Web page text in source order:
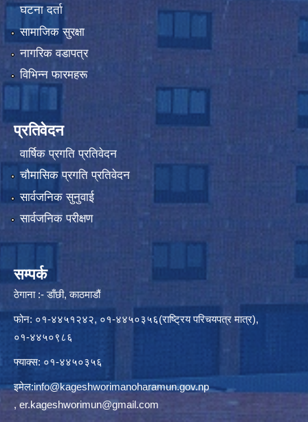
घटना दर्ता
सामाजिक सुरक्षा
नागरिक वडापत्र
विभिन्न फारमहरू
प्रतिवेदन
वार्षिक प्रगति प्रतिवेदन
चौमासिक प्रगति प्रतिवेदन
सार्वजनिक सुनुवाई
सार्वजनिक परीक्षण
सम्पर्क
ठेगाना :- डाँछी, काठमाडौं
फोन: ०१-४४५१२४२, ०१-४४५०३५६(राष्ट्रिय परिचयपत्र मात्र),
०१-४४५०९८६
फ्याक्स: ०१-४४५०३५६
इमेल:info@kageshworimanoharamun.gov.np
, er.kageshworimun@gmail.com